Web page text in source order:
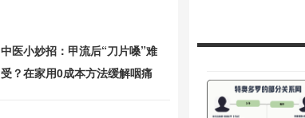
中医小妙招：甲流后“刀片嗓”难
受？在家用0成本方法缓解咽痛